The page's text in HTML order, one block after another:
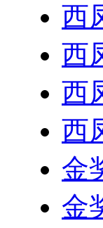
西
西
西
西
金
金